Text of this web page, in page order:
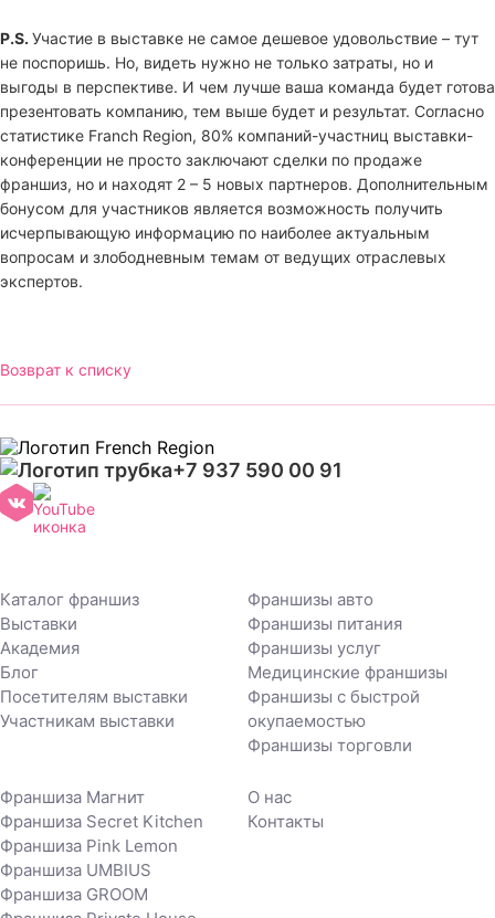
P.S. Участие в выставке не самое дешевое удовольствие – тут
не поспоришь. Но, видеть нужно не только затраты, но и
выгоды в перспективе. И чем лучше ваша команда будет готова
презентовать компанию, тем выше будет и результат. Согласно
статистике Franch Region, 80% компаний-участниц выставки-
конференции не просто заключают сделки по продаже
франшиз, но и находят 2 – 5 новых партнеров. Дополнительным
бонусом для участников является возможность получить
исчерпывающую информацию по наиболее актуальным
вопросам и злободневным темам от ведущих отраслевых
экспертов.
Возврат к списку
+7 937 590 00 91
Каталог франшиз
Выставки
Академия
Блог
Посетителям выставки
Участникам выставки
Франшизы авто
Франшизы питания
Франшизы услуг
Медицинские франшизы
Франшизы с быстрой
окупаемостью
Франшизы торговли
Франшиза Магнит
Франшиза Secret Kitchen
Франшиза Pink Lemon
Франшиза UMBIUS
Франшиза GROOM
О нас
Контакты